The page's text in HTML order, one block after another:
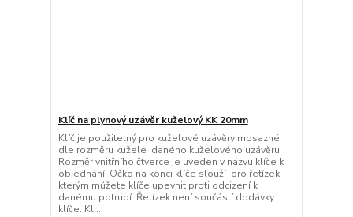
Klíč na plynový uzávěr kuželový KK 20mm
Klíč je použitelný pro kuželové uzávěry mosazné,
dle rozměru kužele daného kuželového uzávěru.
Rozměr vnitřního čtverce je uveden v názvu klíče k
objednání. Očko na konci klíče slouží pro řetízek,
kterým můžete klíče upevnit proti odcizení k
danému potrubí. Řetízek není součástí dodávky
klíče. Kl...